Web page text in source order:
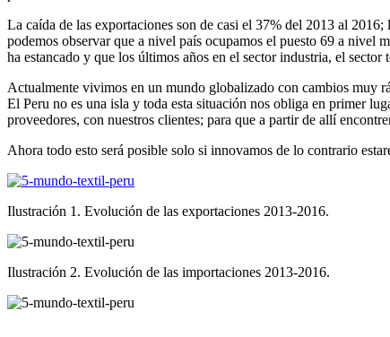
La caída de las exportaciones son de casi el 37% del 2013 al
podemos observar que a nivel país ocupamos el puesto 69 a nivel
ha estancado y que los últimos años en el sector industria, el
Actualmente vivimos en un mundo globalizado con cambios muy
El Peru no es una isla y toda esta situación nos obliga en primer
proveedores, con nuestros clientes; para que a partir de allí
Ahora todo esto será posible solo si innovamos de lo contrario
Ilustración 1. Evolución de las exportaciones 2013-2016.
Ilustración 2. Evolución de las importaciones 2013-2016.